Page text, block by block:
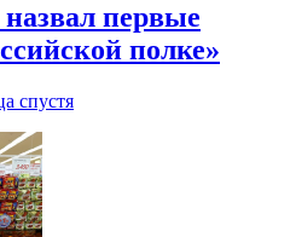
первые
полке»
спустя